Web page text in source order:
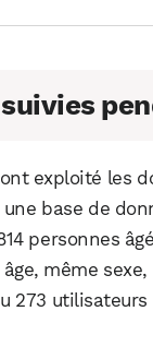
exploité les
base de
personnes
même
273